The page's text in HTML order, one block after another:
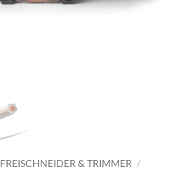
FREISCHNEIDER & TRIMMER /